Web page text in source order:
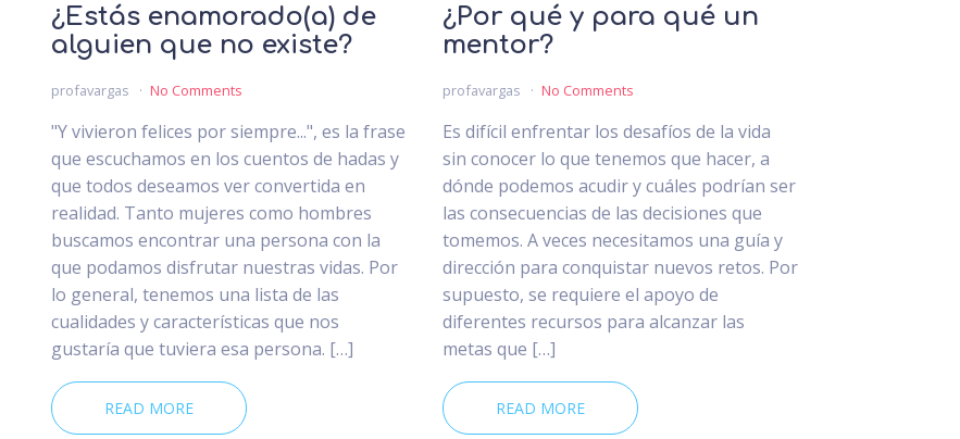
¿Estás enamorado(a) de
alguien que no existe?
profavargas No Comments
"Y vivieron felices por siempre...", es la frase
que escuchamos en los cuentos de hadas y
que todos deseamos ver convertida en
realidad. Tanto mujeres como hombres
buscamos encontrar una persona con la
que podamos disfrutar nuestras vidas. Por
lo general, tenemos una lista de las
cualidades y características que nos
gustaría que tuviera esa persona. […]
READ MORE
¿Por qué y para qué un
mentor?
profavargas No Comments
Es difícil enfrentar los desafíos de la vida
sin conocer lo que tenemos que hacer, a
dónde podemos acudir y cuáles podrían ser
las consecuencias de las decisiones que
tomemos. A veces necesitamos una guía y
dirección para conquistar nuevos retos. Por
supuesto, se requiere el apoyo de
diferentes recursos para alcanzar las
metas que […]
READ MORE